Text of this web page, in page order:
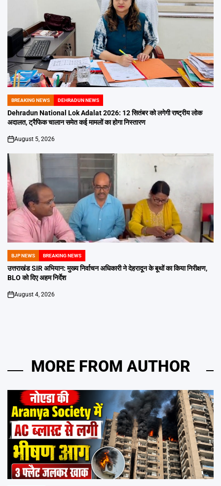
POSTED
IN
BREAKING NEWS DEHRADUN NEWS
Dehradun National Lok Adalat 2026: 12 सितंबर को लगेगी राष्ट्रीय लोक
अदालत, ट्रैफिक चालान समेत कई मामलों का होगा निस्तारण
on
August 5, 2026
POSTED
IN
BJP NEWS BREAKING NEWS
उत्तराखंड SIR अभियान: मुख्य निर्वाचन अधिकारी ने देहरादून के बूथों का किया निरीक्षण,
BLO को दिए अहम निर्देश
on
August 4, 2026
MORE FROM AUTHOR